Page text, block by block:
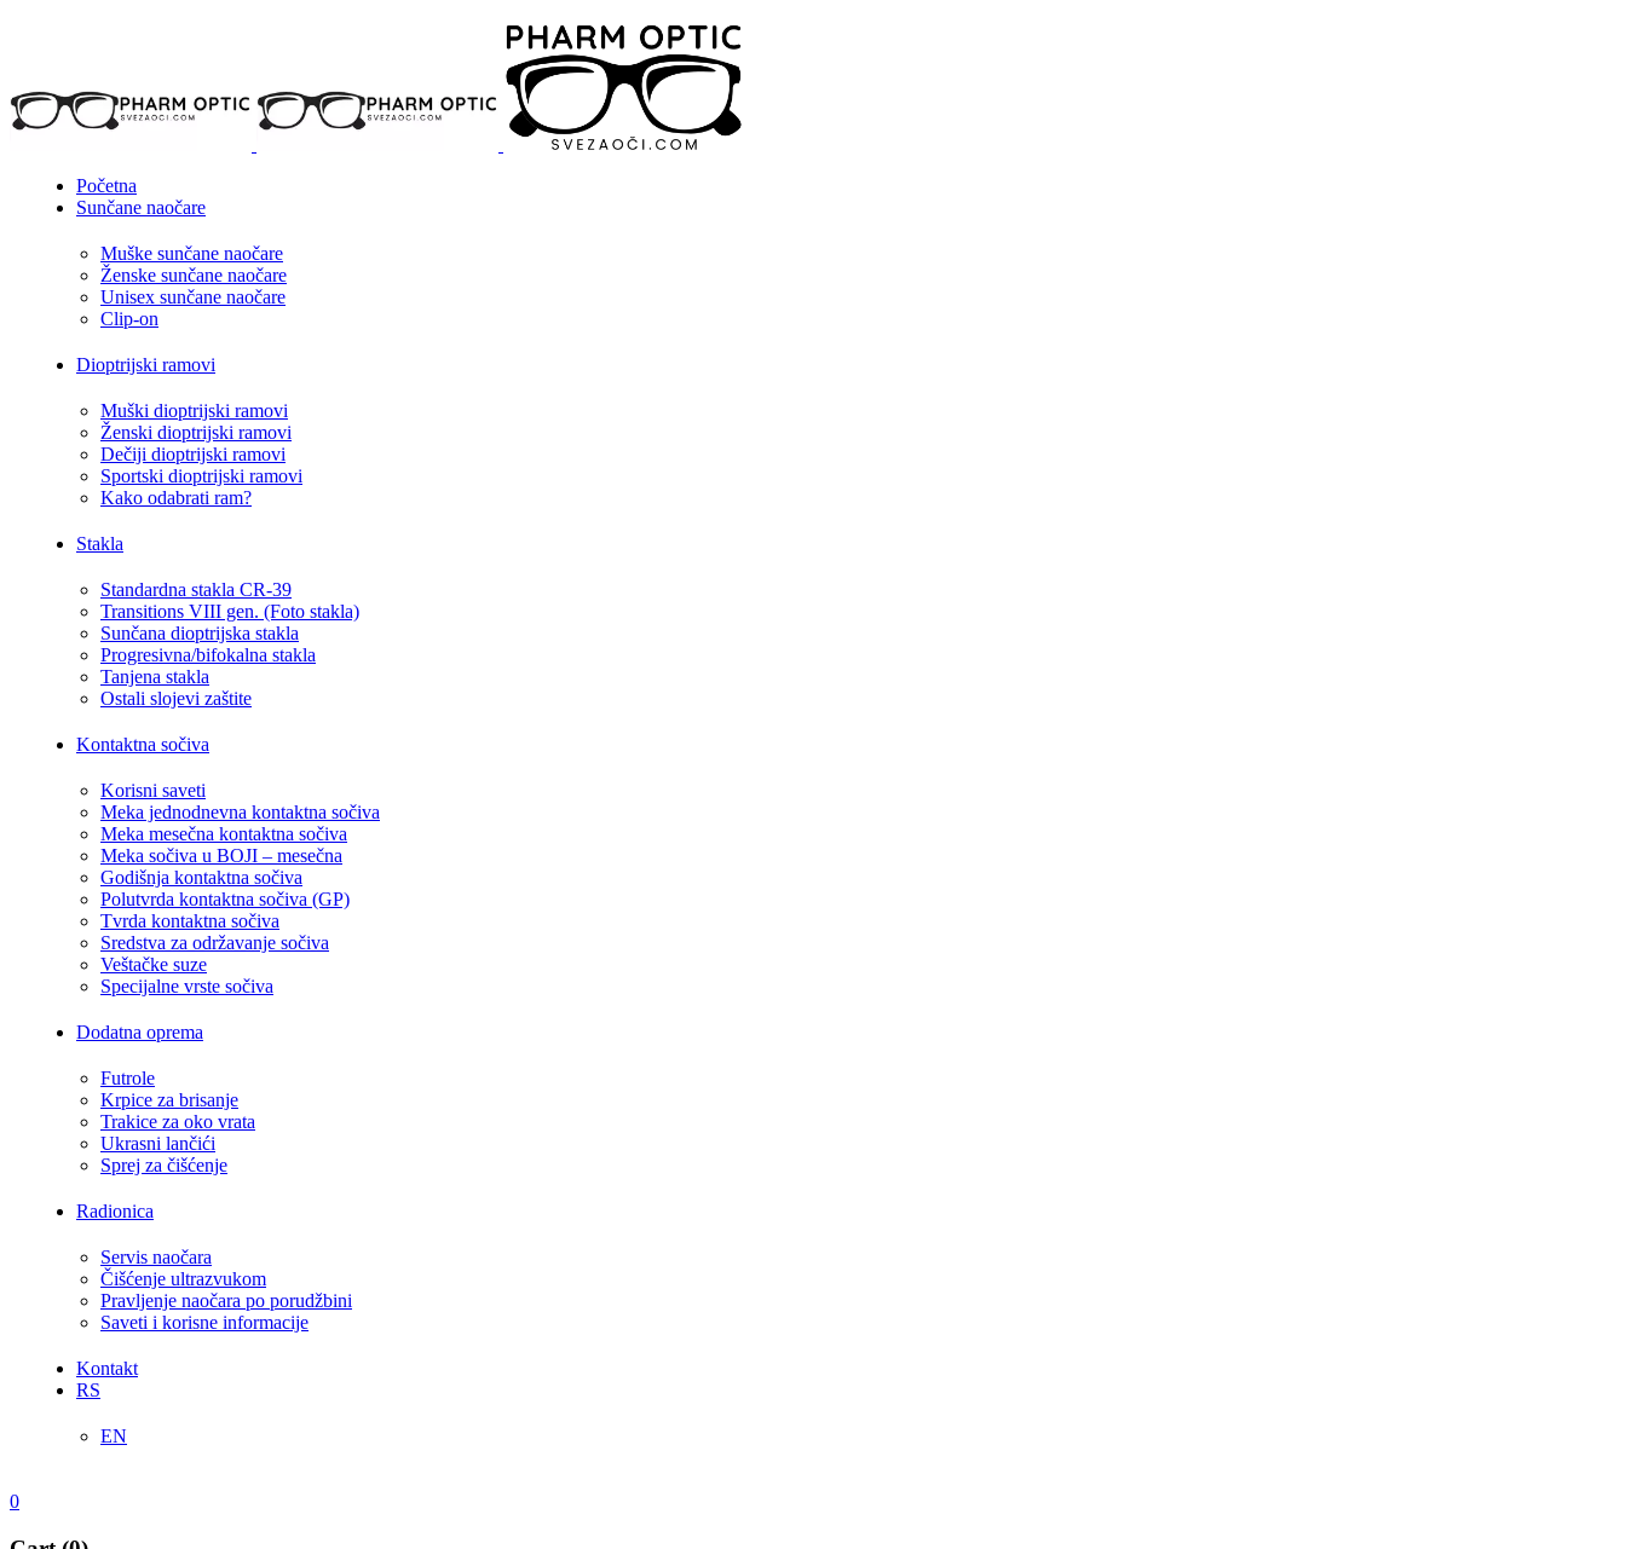
Početna
Sunčane naočare
Muške sunčane naočare
Ženske sunčane naočare
Unisex sunčane naočare
Clip-on
Dioptrijski ramovi
Muški dioptrijski ramovi
Ženski dioptrijski ramovi
Dečiji dioptrijski ramovi
Sportski dioptrijski ramovi
Kako odabrati ram?
Stakla
Standardna stakla CR-39
Transitions VIII gen. (Foto stakla)
Sunčana dioptrijska stakla
Progresivna/bifokalna stakla
Tanjena stakla
Ostali slojevi zaštite
Kontaktna sočiva
Korisni saveti
Meka jednodnevna kontaktna sočiva
Meka mesečna kontaktna sočiva
Meka sočiva u BOJI – mesečna
Godišnja kontaktna sočiva
Polutvrda kontaktna sočiva (GP)
Tvrda kontaktna sočiva
Sredstva za održavanje sočiva
Veštačke suze
Specijalne vrste sočiva
Dodatna oprema
Futrole
Krpice za brisanje
Trakice za oko vrata
Ukrasni lančići
Sprej za čišćenje
Radionica
Servis naočara
Čišćenje ultrazvukom
Pravljenje naočara po porudžbini
Saveti i korisne informacije
Kontakt
RS
EN
0